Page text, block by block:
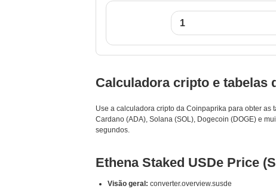
Calculadora cripto e tabelas
Use a calculadora cripto da Coinpaprika para obter as
Cardano (ADA), Solana (SOL), Dogecoin (DOGE) e
segundos.
Ethena Staked USDe Price
Visão geral: converter.overview.susde